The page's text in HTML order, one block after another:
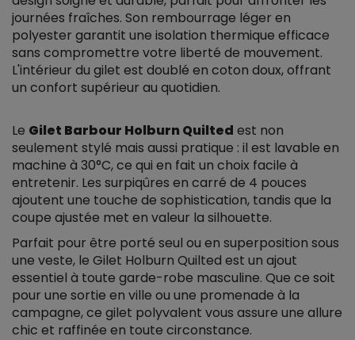
journées fraîches. Son rembourrage léger en
polyester garantit une isolation thermique efficace
sans compromettre votre liberté de mouvement.
L'intérieur du gilet est doublé en coton doux, offrant
un confort supérieur au quotidien.
Le Gilet Barbour Holburn Quilted est non
seulement stylé mais aussi pratique : il est lavable en
machine à 30°C, ce qui en fait un choix facile à
entretenir. Les surpiqûres en carré de 4 pouces
ajoutent une touche de sophistication, tandis que la
coupe ajustée met en valeur la silhouette.
Parfait pour être porté seul ou en superposition sous
une veste, le Gilet Holburn Quilted est un ajout
essentiel à toute garde-robe masculine. Que ce soit
pour une sortie en ville ou une promenade à la
campagne, ce gilet polyvalent vous assure une allure
chic et raffinée en toute circonstance.